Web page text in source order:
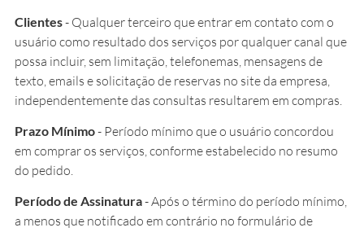
Clientes- Qualquer terceiro que entrar em contato com o
usuário como resultado dos serviços por qualquer canal que
possa incluir, sem limitação, telefonemas, mensagens de
texto, emails e solicitação de reservas no site da empresa,
independentemente das consultas resultarem em compras.
Prazo Mínimo- Período mínimo que o usuário concordou
em comprar os serviços, conforme estabelecido no resumo
do pedido.
Período de Assinatura- Após o término do período mínimo,
a menos que notificado em contrário no formulário de